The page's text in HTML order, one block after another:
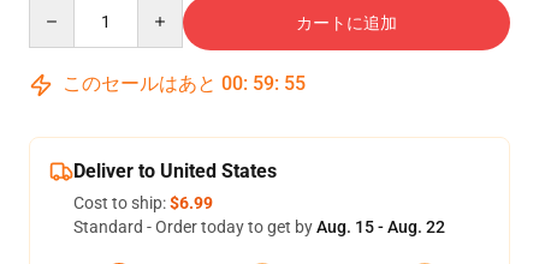
カートに追加
このセールはあと 00: 59: 54
Deliver to United States
Cost to ship:$6.99
Standard - Order today to get byAug. 15 - Aug. 22